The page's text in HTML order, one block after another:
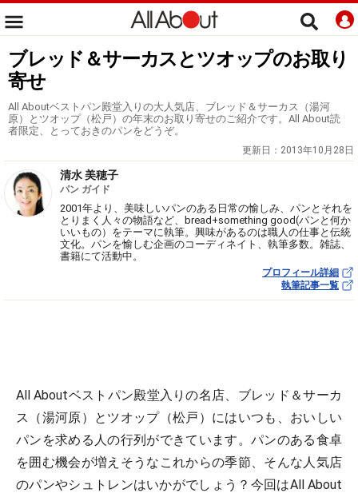
ブレッド＆サーカスとツオップのお取り
寄せ
All Aboutベストパン殿堂入りの大人気店、ブレッド＆サーカス（湯河
原）とツオップ（松戸）の年末のお取り寄せのご紹介です。All About読
者限定、とっておきのパンをどうぞ。
更新日： 2013年10月28日
清水 美穂子
パン ガイド
2001年より、美味しいパンのある日常の愉しみ、パンとそれを
とりまく人々の物語など、bread+something good(パンと何か
いいもの）をテーマに執筆。興味があるのは職人の仕事と伝統
文化。パンを愉しむ企画のコーディネイト、執筆多数。雑誌、
書籍にて活動中。
プロフィール詳細
執筆記事一覧
All Aboutベストパン殿堂入りの名店、ブレッド＆サーカ
ス（湯河原）とツオップ（松戸）にはいつも、おいしい
パンを求める人の行列ができています。パンのある食卓
を囲む機会が増えそうなこれからの季節、そんな人気店
のパンやシュトレンはいかがでしょう？今回はAll About